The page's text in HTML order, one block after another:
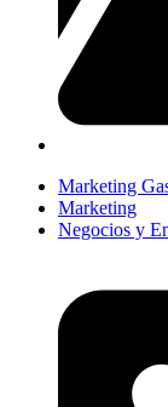
Marketing
Marketing
Negocios y